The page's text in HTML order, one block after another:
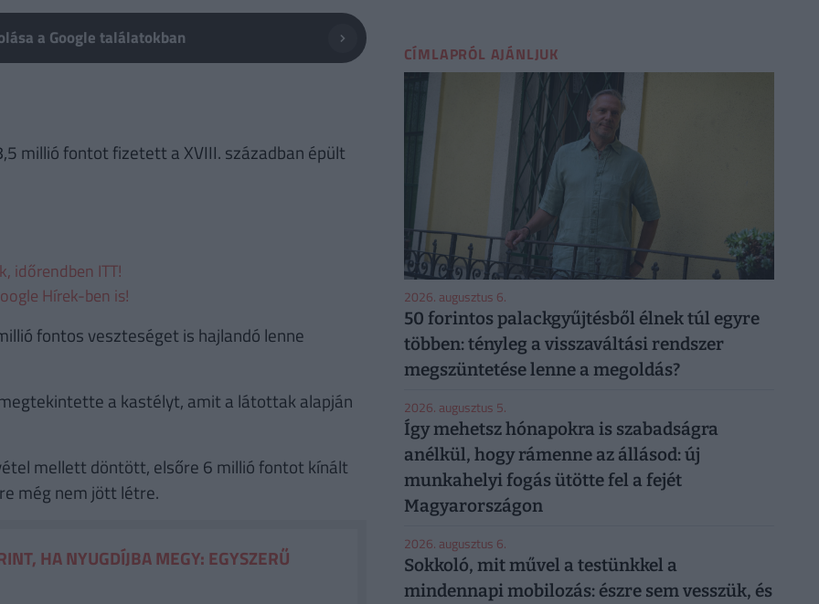
a Google találatokban
millió fontot fizetett a XVIII. században épült
időrendben ITT!
Hírek-ben is!
fontos veszteséget is hajlandó lenne
a kastélyt, amit a látottak alapján
mellett döntött, elsőre 6 millió fontot kínált
még nem jött létre.
HA NYUGDÍJBA MEGY: EGYSZERŰ
CÍMLAPRÓL AJÁNLJUK
2026. augusztus 6.
50 forintos palackgyűjtésből élnek túl egyre
többen: tényleg a visszaváltási rendszer
megszüntetése lenne a megoldás?
2026. augusztus 5.
Így mehetsz hónapokra is szabadságra
anélkül, hogy rámenne az állásod: új
munkahelyi fogás ütötte fel a fejét
Magyarországon
2026. augusztus 6.
Sokkoló, mit művel a testünkkel a
mindennapi mobilozás: észre sem vesszük, és